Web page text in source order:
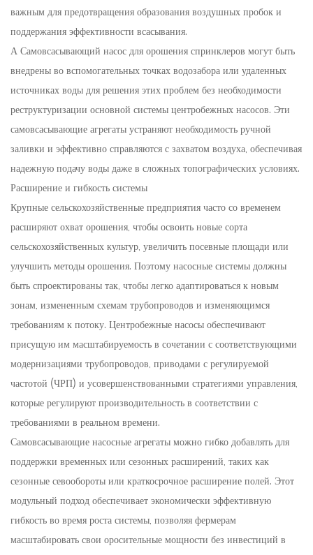
важным для предотвращения образования воздушных пробок и
поддержания эффективности всасывания.
А Самовсасывающий насос для орошения спринклеров могут быть
внедрены во вспомогательных точках водозабора или удаленных
источниках воды для решения этих проблем без необходимости
реструктуризации основной системы центробежных насосов. Эти
самовсасывающие агрегаты устраняют необходимость ручной
заливки и эффективно справляются с захватом воздуха, обеспечивая
надежную подачу воды даже в сложных топографических условиях.
Расширение и гибкость системы
Крупные сельскохозяйственные предприятия часто со временем
расширяют охват орошения, чтобы освоить новые сорта
сельскохозяйственных культур, увеличить посевные площади или
улучшить методы орошения. Поэтому насосные системы должны
быть спроектированы так, чтобы легко адаптироваться к новым
зонам, измененным схемам трубопроводов и изменяющимся
требованиям к потоку. Центробежные насосы обеспечивают
присущую им масштабируемость в сочетании с соответствующими
модернизациями трубопроводов, приводами с регулируемой
частотой (ЧРП) и усовершенствованными стратегиями управления,
которые регулируют производительность в соответствии с
требованиями в реальном времени.
Самовсасывающие насосные агрегаты можно гибко добавлять для
поддержки временных или сезонных расширений, таких как
сезонные севообороты или краткосрочное расширение полей. Этот
модульный подход обеспечивает экономически эффективную
гибкость во время роста системы, позволяя фермерам
масштабировать свои оросительные мощности без инвестиций в